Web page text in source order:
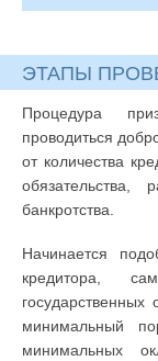
ЭТАПЫ
Процедура
проводиться
от количества
обязательства,
банкротства.
Начинается
кредитора,
минимальный
минимальных